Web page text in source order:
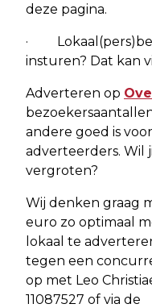
deze pagina.
·
insturen? Dat kan
Adverteren op
andere goed is
adverteerders. Wil
vergroten?
Wij denken graag
euro zo optimaal
lokaal te
tegen een
op met Leo
11087527 of via de